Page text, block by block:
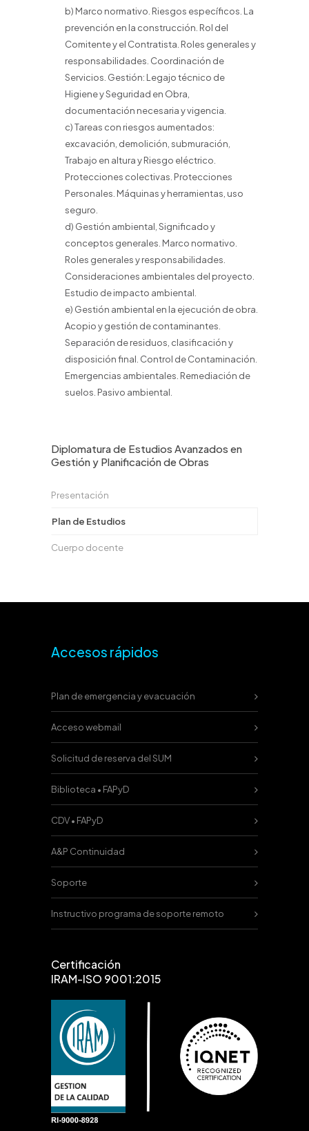
b) Marco normativo. Riesgos específicos. La
prevención en la construcción. Rol del
Comitente y el Contratista. Roles generales y
responsabilidades. Coordinación de
Servicios. Gestión: Legajo técnico de
Higiene y Seguridad en Obra,
documentación necesaria y vigencia.
c) Tareas con riesgos aumentados:
excavación, demolición, submuración,
Trabajo en altura y Riesgo eléctrico.
Protecciones colectivas. Protecciones
Personales. Máquinas y herramientas, uso
seguro.
d) Gestión ambiental, Significado y
conceptos generales. Marco normativo.
Roles generales y responsabilidades.
Consideraciones ambientales del proyecto.
Estudio de impacto ambiental.
e) Gestión ambiental en la ejecución de obra.
Acopio y gestión de contaminantes.
Separación de residuos, clasificación y
disposición final. Control de Contaminación.
Emergencias ambientales. Remediación de
suelos. Pasivo ambiental.
Diplomatura de Estudios Avanzados en
Gestión y Planificación de Obras
Presentación
Plan de Estudios
Cuerpo docente
Accesos rápidos
Plan de emergencia y evacuación
Acceso webmail
Solicitud de reserva del SUM
Biblioteca • FAPyD
CDV • FAPyD
A&P Continuidad
Soporte
Instructivo programa de soporte remoto
Certificación
IRAM-ISO 9001:2015